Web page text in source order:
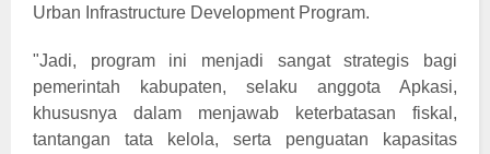
Urban Infrastructure Development Program.
"Jadi, program ini menjadi sangat strategis bagi
pemerintah kabupaten, selaku anggota Apkasi,
khususnya dalam menjawab keterbatasan fiskal,
tantangan tata kelola, serta penguatan kapasitas